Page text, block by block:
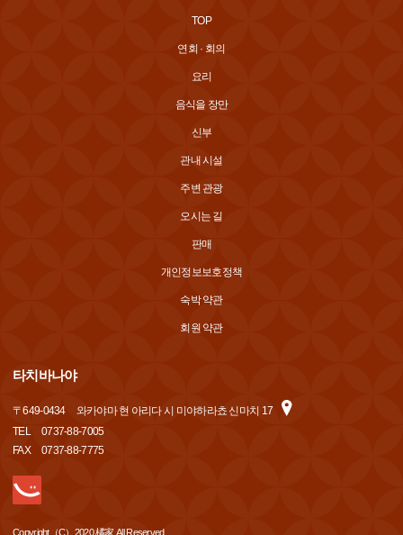
TOP
연회 · 회의
요리
음식을 장만
신부
관내 시설
주변 관광
오시는 길
판매
개인정보보호정책
숙박 약관
회원 약관
타치바나야
〒649-0434
와카야마 현 아리다 시 미야하라쵸 신마치 17
TEL
0737-88-7005
FAX
0737-88-7775
Copyright（C）2020 橘家 All Reserved.